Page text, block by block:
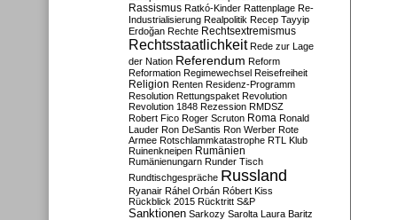
Rassismus Ratkó-Kinder Rattenplage Re-
Industrialisierung Realpolitik Recep Tayyip
Erdoğan Rechte Rechtsextremismus
Rechtsstaatlichkeit Rede zur Lage
der Nation Referendum Reform
Reformation Regimewechsel Reisefreiheit
Religion Renten Residenz-Programm
Resolution Rettungspaket Revolution
Revolution 1848 Rezession RMDSZ
Robert Fico Roger Scruton Roma Ronald
Lauder Ron DeSantis Ron Werber Rote
Armee Rotschlammkatastrophe RTL Klub
Ruinenkneipen Rumänien
Rumänienungarn Runder Tisch
Rundtischgespräche Russland
Ryanair Ráhel Orbán Róbert Kiss
Rückblick 2015 Rücktritt S&P
Sanktionen Sarkozy Sarolta Laura Baritz